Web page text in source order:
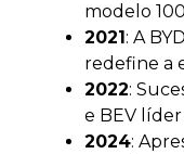
modelo
2021: A
redefine a
2022:
e BEV líder
2024: